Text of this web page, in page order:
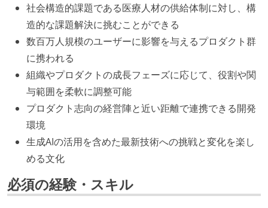
社会構造的課題である医療人材の供給体制に対し、構
造的な課題解決に挑むことができる
数百万人規模のユーザーに影響を与えるプロダクト群
に携われる
組織やプロダクトの成長フェーズに応じて、役割や関
与範囲を柔軟に調整可能
プロダクト志向の経営陣と近い距離で連携できる開発
環境
生成AIの活用を含めた最新技術への挑戦と変化を楽し
める文化
必須の経験・スキル